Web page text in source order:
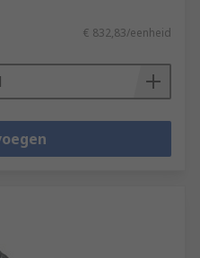
€ 832,83/eenheid